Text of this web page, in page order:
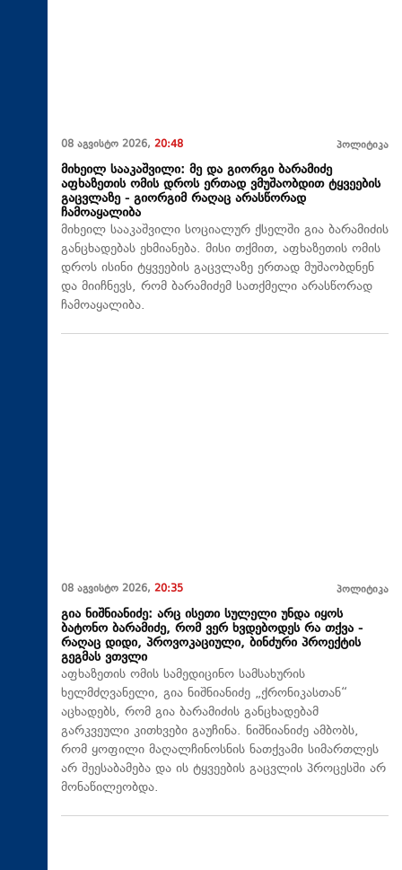
08 აგვისტო 2026, 20:48 პოლიტიკა
მიხეილ სააკაშვილი: მე და გიორგი ბარამიძე
აფხაზეთის ომის დროს ერთად ვმუშაობდით ტყვეების
გაცვლაზე - გიორგიმ რაღაც არასწორად
ჩამოაყალიბა
მიხეილ სააკაშვილი სოციალურ ქსელში გია ბარამიძის
განცხადებას ეხმიანება. მისი თქმით, აფხაზეთის ომის
დროს ისინი ტყვეების გაცვლაზე ერთად მუშაობდნენ
და მიიჩნევს, რომ ბარამიძემ სათქმელი არასწორად
ჩამოაყალიბა.
08 აგვისტო 2026, 20:35 პოლიტიკა
გია ნიშნიანიძე: არც ისეთი სულელი უნდა იყოს
ბატონო ბარამიძე, რომ ვერ ხვდებოდეს რა თქვა -
რაღაც დიდი, პროვოკაციული, ბინძური პროექტის
გეგმას ვთვლი
აფხაზეთის ომის სამედიცინო სამსახურის
ხელმძღვანელი, გია ნიშნიანიძე „ქრონიკასთან“
აცხადებს, რომ გია ბარამიძის განცხადებამ
გარკვეული კითხვები გაუჩინა. ნიშნიანიძე ამბობს,
რომ ყოფილი მაღალჩინოსნის ნათქვამი სიმართლეს
არ შეესაბამება და ის ტყვეების გაცვლის პროცესში არ
მონაწილეობდა.